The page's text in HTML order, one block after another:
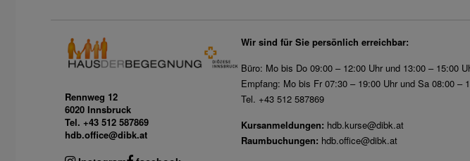
Rennweg 12
6020 Innsbruck
Tel. +43 512 587869
hdb.office@dibk.at
Wir sind für Sie persönlich erreichbar:
Büro: Mo bis Do 09:00 – 12:00 Uhr und 13:00 – 15:00
Empfang: Mo bis Fr 07:30 – 19:00 Uhr und Sa 08:00 –
Tel. +43 512 587869
Kursanmeldungen: hdb.kurse@dibk.at
Raumbuchungen: hdb.office@dibk.at